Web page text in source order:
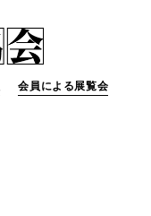
会員による展覧会